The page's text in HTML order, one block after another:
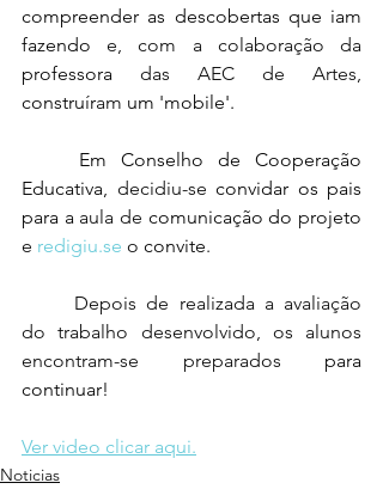
compreender as descobertas que iam
fazendo
professora
construíram um 'mobile'.
Educativa, decidiu-se convidar os pais
para a aula de comunicação do projeto
e redigiu.se o convite.
do trabalho desenvolvido, os alunos
encontram-se preparados para
continuar!
Ver video clicar aqui.
Noticias